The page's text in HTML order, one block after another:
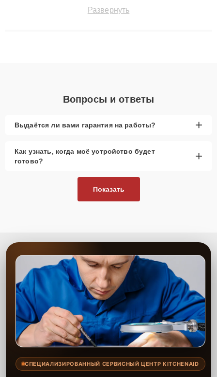
сохранением гарантии до 3 лет. Наши мастера решают
Развернуть
Вопросы и ответы
Выдаётся ли вами гарантия на работы? +
Как узнать, когда моё устройство будет
готово?
+
Показать
СПЕЦИАЛИЗИРОВАННЫЙ СЕРВИСНЫЙ ЦЕНТР KITCHENAID